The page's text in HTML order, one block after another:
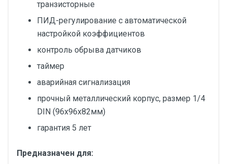
транзисторные
ПИД-регулирование с автоматической
настройкой коэффициентов
контроль обрыва датчиков
таймер
аварийная сигнализация
прочный металлический корпус, размер 1/4
DIN (96х96х82мм)
гарантия 5 лет
Предназначен для: